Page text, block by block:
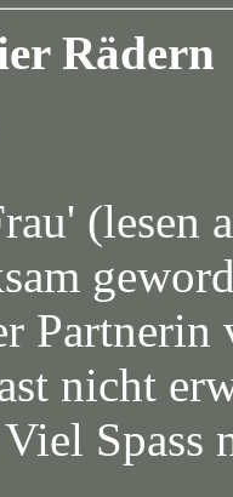
Rädern
(lesen
nicht
Spass